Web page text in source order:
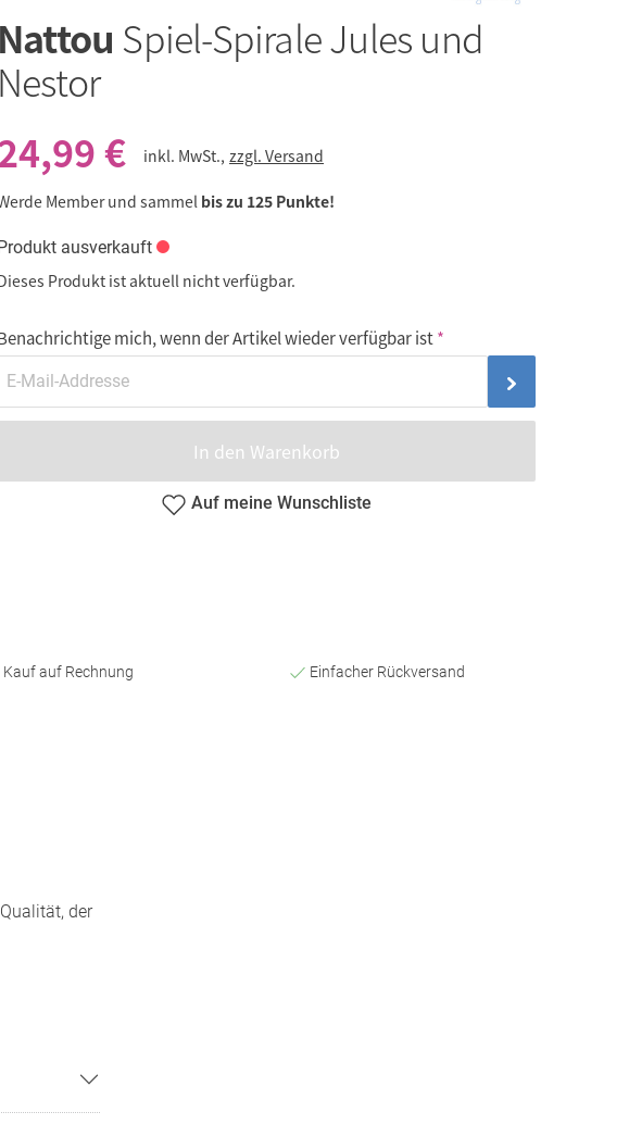
Nattou Spiel-Spirale Jules und
Nestor
€
inkl. MwSt., zzgl. Versand
Member und sammelbis zu 125 Punkte!
ausverkauft
Produkt ist aktuell nicht verfügbar.
mich, wenn der Artikel wieder verfügbar ist
In den Warenkorb
Auf meine Wunschliste
Kauf auf Rechnung Einfacher Rückversand
der